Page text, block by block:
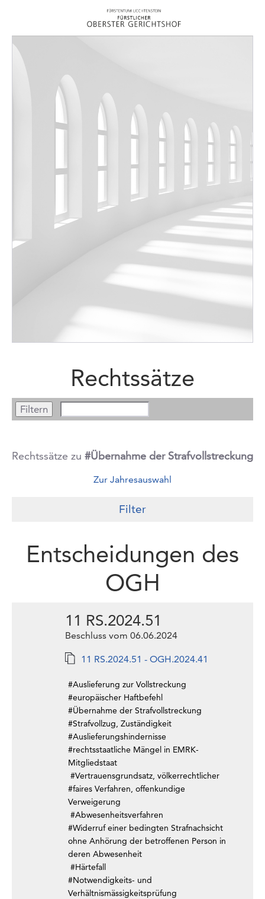
Rechtssätze
Rechtssätze zu #Übernahme der Strafvollstreckung
Zur Jahresauswahl
Filter
Entscheidungen des
OGH
11 RS.2024.51
Beschluss vom 06.06.2024
11 RS.2024.51 - OGH.2024.41
#Auslieferung zur Vollstreckung
#europäischer Haftbefehl
#Übernahme der Strafvollstreckung
#Strafvollzug, Zuständigkeit
#Auslieferungshindernisse
#rechtsstaatliche Mängel in EMRK-
Mitgliedstaat
#Vertrauensgrundsatz, völkerrechtlicher
#faires Verfahren, offenkundige
Verweigerung
#Abwesenheitsverfahren
#Widerruf einer bedingten Strafnachsicht
ohne Anhörung der betroffenen Person in
deren Abwesenheit
#Härtefall
#Notwendigkeits- und
Verhältnismässigkeitsprüfung